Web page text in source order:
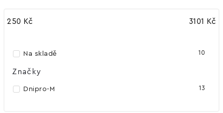
Nejdražší
250 Kč 3101 Kč
Na skladě 10
Značky
Dnipro-M 13